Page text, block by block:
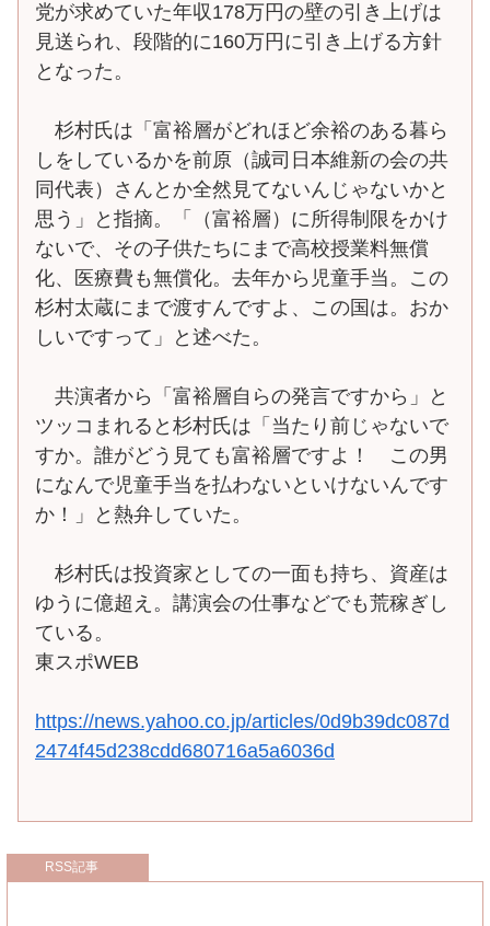
党が求めていた年収178万円の壁の引き上げは
見送られ、段階的に160万円に引き上げる方針
となった。
杉村氏は「富裕層がどれほど余裕のある暮ら
しをしているかを前原（誠司日本維新の会の共
同代表）さんとか全然見てないんじゃないかと
思う」と指摘。「（富裕層）に所得制限をかけ
ないで、その子供たちにまで高校授業料無償
化、医療費も無償化。去年から児童手当。この
杉村太蔵にまで渡すんですよ、この国は。おか
しいですって」と述べた。
共演者から「富裕層自らの発言ですから」と
ツッコまれると杉村氏は「当たり前じゃないで
すか。誰がどう見ても富裕層ですよ！ この男
になんで児童手当を払わないといけないんです
か！」と熱弁していた。
杉村氏は投資家としての一面も持ち、資産は
ゆうに億超え。講演会の仕事などでも荒稼ぎし
ている。
東スポWEB
https://news.yahoo.co.jp/articles/0d9b39dc087d
2474f45d238cdd680716a5a6036d
RSS記事